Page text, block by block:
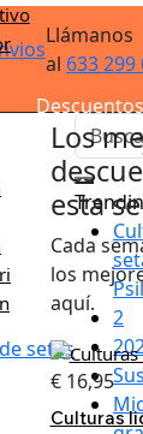
Llámanos
al 633 299
2
Descuentos
Los
esta
Cada
los
aquí.
€16,95
Culturas